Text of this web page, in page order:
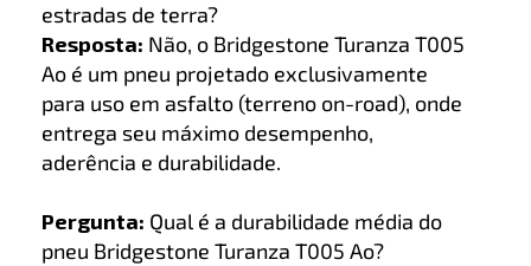
estradas de terra?
Resposta: Não, o Bridgestone Turanza T005
Ao é um pneu projetado exclusivamente
para uso em asfalto (terreno on-road), onde
entrega seu máximo desempenho,
aderência e durabilidade.
Pergunta: Qual é a durabilidade média do
pneu Bridgestone Turanza T005 Ao?